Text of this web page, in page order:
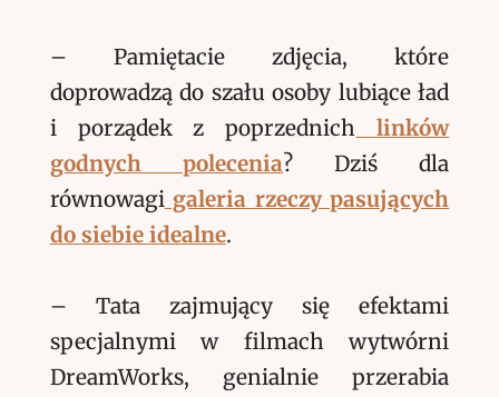
– Pamiętacie zdjęcia, które
doprowadzą do szału osoby lubiące ład
i porządek z poprzednich linków
godnych polecenia? Dziś dla
równowagi galeria rzeczy pasujących
do siebie idealne.
– Tata zajmujący się efektami
specjalnymi w filmach wytwórni
DreamWorks, genialnie przerabia